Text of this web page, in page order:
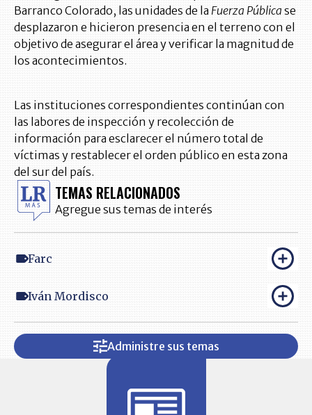
Barranco Colorado, las unidades de la Fuerza Pública se
desplazaron e hicieron presencia en el terreno con el
objetivo de asegurar el área y verificar la magnitud de
los acontecimientos.
Las instituciones correspondientes continúan con
las labores de inspección y recolección de
información para esclarecer el número total de
víctimas y restablecer el orden público en esta zona
del sur del país.
TEMAS RELACIONADOS
Agregue sus temas de interés
Farc
Iván Mordisco
Administre sus temas